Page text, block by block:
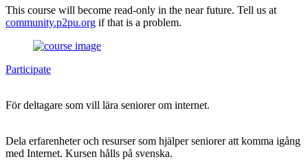
This course will become read-only in the near future. Tell us at
community.p2pu.org if that is a problem.
Participate
För deltagare som vill lära seniorer om internet.
Dela erfarenheter och resurser som hjälper seniorer att komma igång
med Internet. Kursen hålls på svenska.